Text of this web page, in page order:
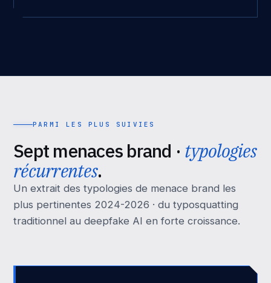
PARMI LES PLUS SUIVIES
Sept menaces brand · typologies
récurrentes.
Un extrait des typologies de menace brand les
plus pertinentes 2024-2026 · du typosquatting
traditionnel au deepfake AI en forte croissance.